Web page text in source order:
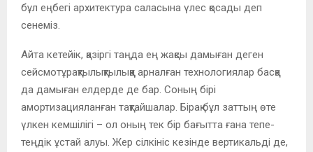
бұл еңбегі архитектура саласына үлес қосады деп
сенеміз.
Айта кетейік, қазіргі таңда ең жақсы дамыған деген
сейсмотұрақтылықтылыққа арналған технологиялар басқа
да дамыған елдерде де бар. Соның бірі
амортизацияланған тақтайшалар. Бірақ бұл заттың өте
үлкен кемшілігі – ол оның тек бір бағытта ғана тепе-
теңдік ұстай алуы. Жер сілкініс кезінде вертикальді де,